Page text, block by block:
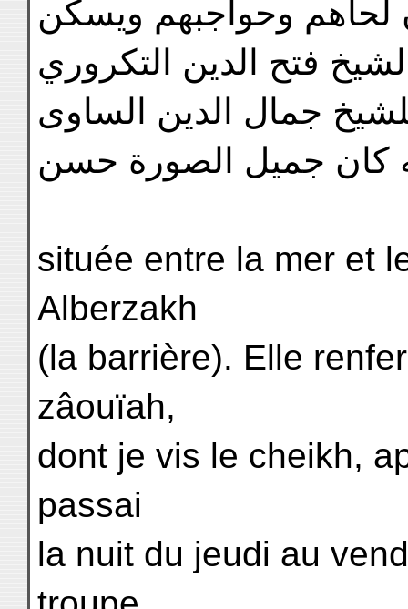
لحاهم وحواجبهم ويسكن
جمال الدين الساوى
كان جميل الصورة حسن
située entre la mer et
Alberzakh
(la barrière). Elle
zâouïah,
dont je vis le cheikh,
passai
la nuit du jeudi au